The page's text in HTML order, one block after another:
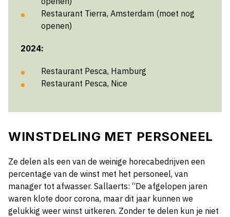
Restaurant Tierra, Amsterdam (moet nog
openen)
2024:
Restaurant Pesca, Hamburg
Restaurant Pesca, Nice
WINSTDELING MET PERSONEEL
Ze delen als een van de weinige horecabedrijven een
percentage van de winst met het personeel, van
manager tot afwasser. Sallaerts: “De afgelopen jaren
waren klote door corona, maar dit jaar kunnen we
gelukkig weer winst uitkeren. Zonder te delen kun je niet